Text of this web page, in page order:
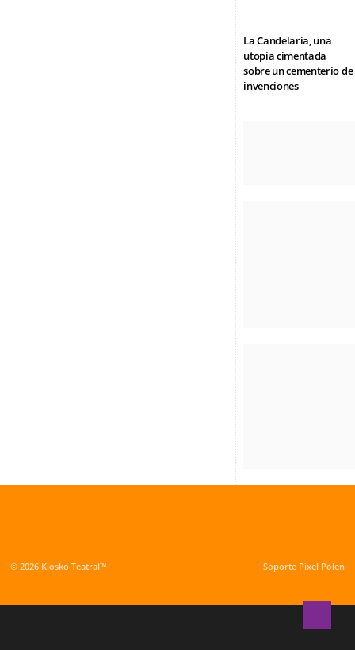
La Candelaria, una
utopía cimentada
sobre un cementerio de
invenciones
© 2026 Kiosko Teatral™ Soporte Pixel Polen